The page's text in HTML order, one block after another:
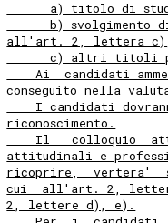
a) titolo di
b) svolgimento
all'art. 2, lettera
c) altri titoli
Ai  candidati
conseguito nella
I candidati
riconoscimento.
Il   colloquio
attitudinali e
ricoprire,  vertera'
cui  all'art. 2,
2, lettere d), e).